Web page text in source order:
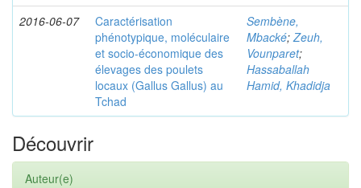
2016-06-07
Caractérisation
phénotypique, moléculaire
et socio-économique des
élevages des poulets
locaux (Gallus Gallus) au
Tchad
Sembène,
Mbacké; Zeuh,
Vounparet;
Hassaballah
Hamid, Khadidja
Découvrir
Auteur(e)